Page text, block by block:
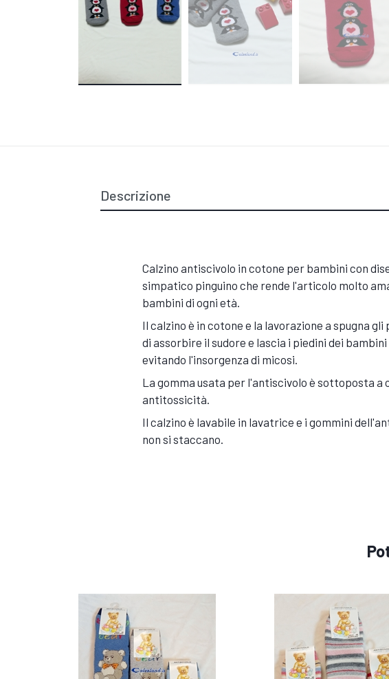
Descrizione
Calzino antiscivolo in cotone per bambini con
simpatico pinguino che rende l'articolo molto
bambini di ogni età.
Il calzino è in cotone e la lavorazione a spugna
di assorbire il sudore e lascia i piedini dei
evitando l'insorgenza di micosi.
La gomma usata per l'antiscivolo è sottoposta a
antitossicità.
Il calzino è lavabile in lavatrice e i gommini
non si staccano.